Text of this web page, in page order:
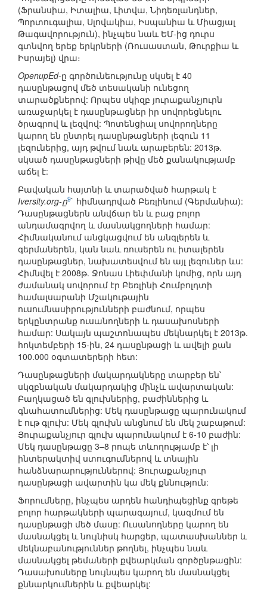
(Ֆրանսիա, Իտալիա, Լիտվա, Նիդեռլանդներ,
Պորտուգալիա, Սլովակիա, Իսպանիա և Միացյալ
Թագավորություն), ինչպես նաև ԵՄ-ից դուրս
գտնվող երեք երկրների (Ռուսաստան, Թուրքիա և
Իսրայել) վրա։
OpenupEd-ը գործունեությունը սկսել է 40
դասընթացով մեծ տեսականի ունեցող
տարածքներով: Որպես սկիզբ յուրաքանչյուրն
առաջարկել է դասընթացներ իր սովորեցնելու
ծրագրով և լեզվով: Պոտենցիալ սովորողները
կարող են ընտրել դասընթացների լեզուն 11
լեզուներից, այդ թվում նաև արաբերեն: 2013թ.
սկսած դասընթացների թիվը մեծ քանակությամբ
աճել է:
Բավական հայտնի և տարածված հարթակ է
Iversity.org-ը9` հիմնադրված Բեռլինում (Գերմանիա):
Դասընթացներն անվճար են և բաց բոլոր
անդամագրվող և մասնակցողների համար:
Հիմնականում անցկացվում են անգլերեն և
գերմաներեն, կան նաև ռուսերեն ու իտալերեն
դասընթացներ, նախատեսվում են այլ լեզուներ ևս:
Հիմնվել է 2008թ. Ջոնաս Լիեփմանի կոմից, որն այդ
ժամանակ սովորում էր Բեռլինի Հումբոլդտի
համալսարանի Մշակութային
ուսումնասիրությունների բաժնում, որպես
երկընտրանք ուսանողների և դասախոսների
համար: Սակայն պաշտոնապես մեկնարկել է 2013թ.
հոկտեմբերի 15-ին, 24 դասընթացի և ավելի քան
100.000 օգտատերերի հետ:
Դասընթացների մակարդակները տարբեր են՝
սկզբնական մակարդակից մինչև ավարտական:
Բաղկացած են գլուխներից, բաժիններից և
գնահատումներից: Մեկ դասընթացը պարունակում
է ութ գլուխ: Մեկ գլուխն անցնում են մեկ շաբաթում:
Յուրաքանչյուր գլուխ պարունակում է 6-10 բաժին:
Մեկ դասընթացը 3–8 րոպե տևողությամբ է՝ լի
ինտերակտիվ ստուգումներով և տնային
հանձնարարություններով: Յուրաքանչյուր
դասընթացի ավարտին կա մեկ քննություն:
Ֆորումները, ինչպես արդեն հանդիպեցինք գրեթե
բոլոր հարթակների պարագայում, կազմում են
դասընթացի մեծ մասը: Ուսանողները կարող են
մասնակցել և նույնիսկ հարցեր, պատասխաններ և
մեկնաբանություններ թողնել, ինչպես նաև
մասնակցել թեմաների քվեարկման գործընթացին:
Դասախոսները նույնպես կարող են մասնակցել
քննարկումներին և քվեարկել: